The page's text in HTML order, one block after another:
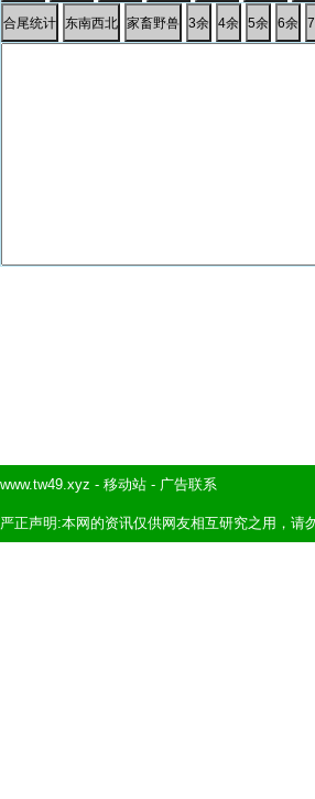
www.tw49.xyz - 移动站 - 广告联系
严正声明:本网的资讯仅供网友相互研究之用，请